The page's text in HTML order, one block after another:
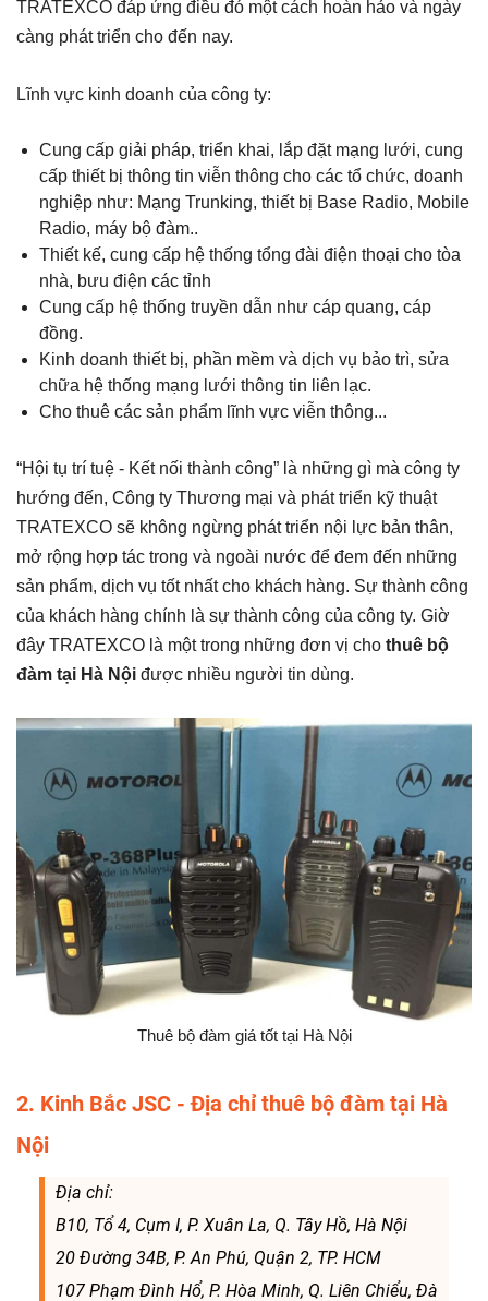
TRATEXCO đáp ứng điều đó một cách hoàn hảo và ngày
càng phát triển cho đến nay.
Lĩnh vực kinh doanh của công ty:
Cung cấp giải pháp, triển khai, lắp đặt mạng lưới, cung
cấp thiết bị thông tin viễn thông cho các tổ chức, doanh
nghiệp như: Mạng Trunking, thiết bị Base Radio, Mobile
Radio, máy bộ đàm..
Thiết kế, cung cấp hệ thống tổng đài điện thoại cho tòa
nhà, bưu điện các tỉnh
Cung cấp hệ thống truyền dẫn như cáp quang, cáp
đồng.
Kinh doanh thiết bị, phần mềm và dịch vụ bảo trì, sửa
chữa hệ thống mạng lưới thông tin liên lạc.
Cho thuê các sản phẩm lĩnh vực viễn thông...
“Hội tụ trí tuệ - Kết nối thành công” là những gì mà công ty
hướng đến, Công ty Thương mại và phát triển kỹ thuật
TRATEXCO sẽ không ngừng phát triển nội lực bản thân,
mở rộng hợp tác trong và ngoài nước để đem đến những
sản phẩm, dịch vụ tốt nhất cho khách hàng. Sự thành công
của khách hàng chính là sự thành công của công ty. Giờ
đây TRATEXCO là một trong những đơn vị cho thuê bộ
đàm tại Hà Nội được nhiều người tin dùng.
Thuê bộ đàm giá tốt tại Hà Nội
2. Kinh Bắc JSC - Địa chỉ thuê bộ đàm tại Hà
Nội
Địa chỉ:
B10, Tổ 4, Cụm I, P. Xuân La, Q. Tây Hồ, Hà Nội
20 Đường 34B, P. An Phú, Quận 2, TP. HCM
107 Phạm Đình Hổ, P. Hòa Minh, Q. Liên Chiểu, Đà